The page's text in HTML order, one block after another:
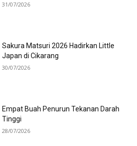
31/07/2026
Sakura Matsuri 2026 Hadirkan Little
Japan di Cikarang
30/07/2026
Empat Buah Penurun Tekanan Darah
Tinggi
28/07/2026